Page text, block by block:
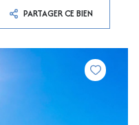
PARTAGER CE BIEN